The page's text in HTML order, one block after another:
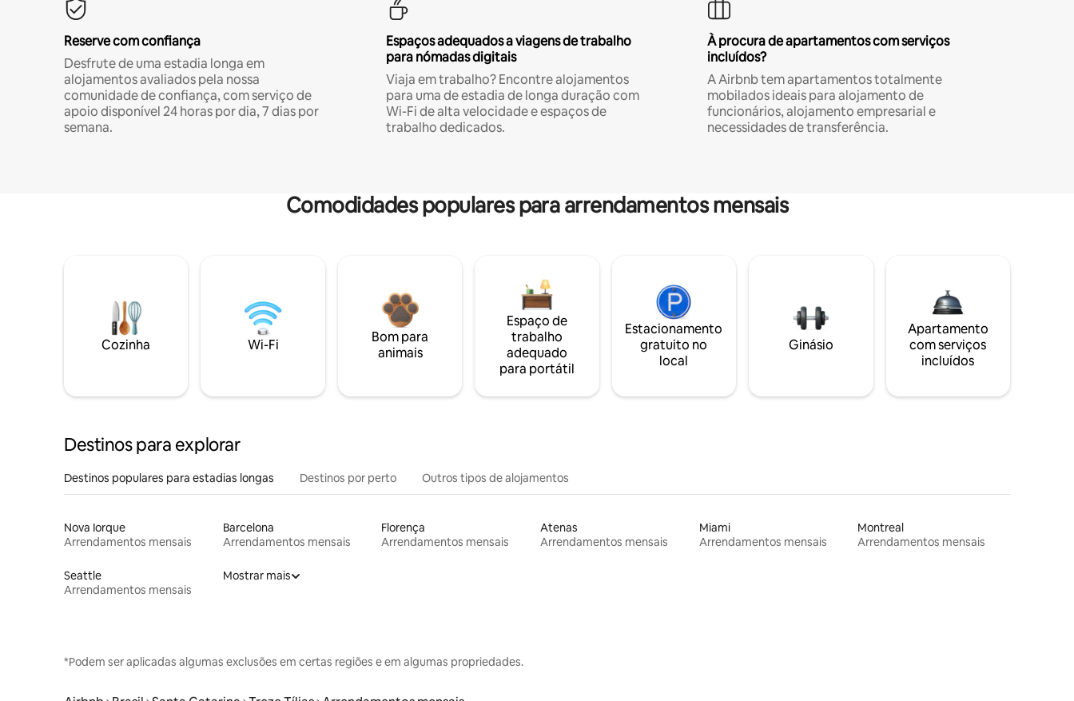
Reserve com confiança
Desfrute de uma estadia longa em
alojamentos avaliados pela nossa
comunidade de confiança, com serviço de
apoio disponível 24 horas por dia, 7 dias por
semana.
Espaços adequados a viagens de trabalho
para nómadas digitais
Viaja em trabalho? Encontre alojamentos
para uma de estadia de longa duração com
Wi-Fi de alta velocidade e espaços de
trabalho dedicados.
À procura de apartamentos com serviços
incluídos?
A Airbnb tem apartamentos totalmente
mobilados ideais para alojamento de
funcionários, alojamento empresarial e
necessidades de transferência.
Comodidades populares para arrendamentos mensais
Cozinha Wi-Fi
Bom para
animais
Espaço de
trabalho
adequado
para portátil
Estacionamento
gratuito no
local
Ginásio
Apartamento
com serviços
incluídos
Destinos para explorar
Destinos populares para estadias longas Destinos por perto Outros tipos de alojamentos
Nova Iorque
Arrendamentos mensais
Barcelona
Arrendamentos mensais
Florença
Arrendamentos mensais
Atenas
Arrendamentos mensais
Miami
Arrendamentos mensais
Montreal
Arrendamentos mensais
Seattle
Arrendamentos mensais
Mostrar mais
*Podem ser aplicadas algumas exclusões em certas regiões e em algumas propriedades.